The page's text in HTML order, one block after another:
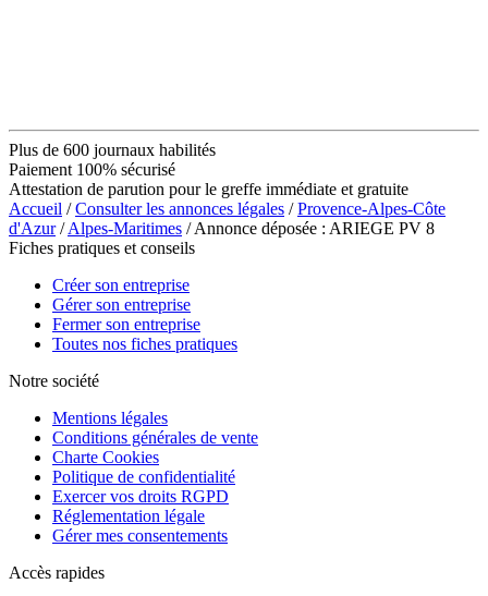
Plus de 600 journaux habilités
Paiement 100% sécurisé
Attestation de parution pour le greffe immédiate et gratuite
Accueil /Consulter les annonces légales /Provence-Alpes-Côte
d'Azur/Alpes-Maritimes / Annonce déposée : ARIEGE PV 8
Fiches pratiques et conseils
Créer son entreprise
Gérer son entreprise
Fermer son entreprise
Toutes nos fiches pratiques
Notre société
Mentions légales
Conditions générales de vente
Charte Cookies
Politique de confidentialité
Exercer vos droits RGPD
Réglementation légale
Gérer mes consentements
Accès rapides